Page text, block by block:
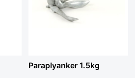
Paraplyanker 1.5kg